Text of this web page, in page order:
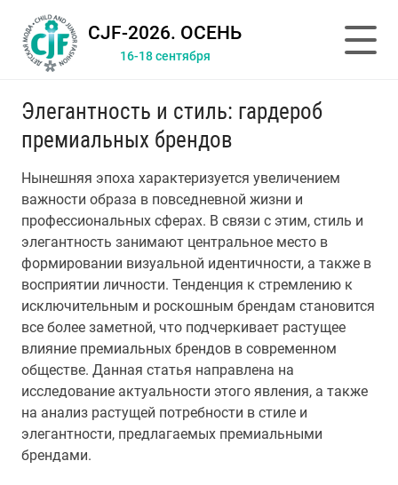
CJF-2026. ОСЕНЬ
16-18 сентября
Элегантность и стиль: гардероб
премиальных брендов
Нынешняя эпоха характеризуется увеличением
важности образа в повседневной жизни и
профессиональных сферах. В связи с этим, стиль и
элегантность занимают центральное место в
формировании визуальной идентичности, а также в
восприятии личности. Тенденция к стремлению к
исключительным и роскошным брендам становится
все более заметной, что подчеркивает растущее
влияние премиальных брендов в современном
обществе. Данная статья направлена на
исследование актуальности этого явления, а также
на анализ растущей потребности в стиле и
элегантности, предлагаемых премиальными
брендами.